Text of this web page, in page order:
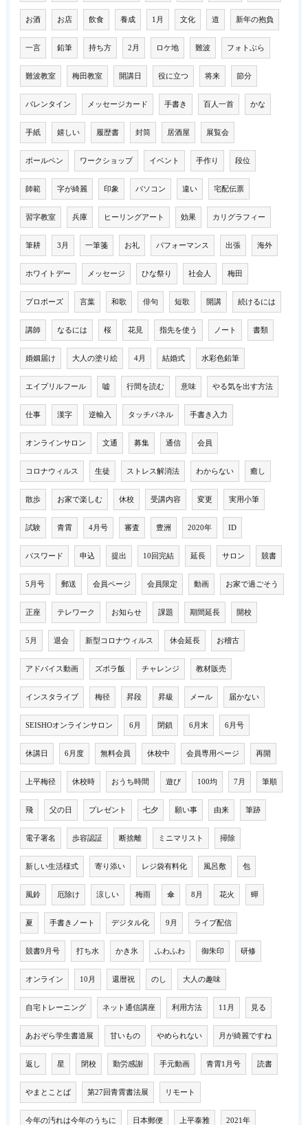
お酒 お店 飲食 養成 1月 文化 道 新年の抱負
一言 鉛筆 持ち方 2月 ロケ地 難波 フォトぶら
難波教室 梅田教室 開講日 役に立つ 将来 節分
バレンタイン メッセージカード 手書き 百人一首 かな
手紙 嬉しい 履歴書 封筒 居酒屋 展覧会
ボールペン ワークショップ イベント 手作り 段位
師範 字が綺麗 印象 パソコン 違い 宅配伝票
習字教室 兵庫 ヒーリングアート 効果 カリグラフィー
筆耕 3月 一筆箋 お礼 パフォーマンス 出張 海外
ホワイトデー メッセージ ひな祭り 社会人 梅田
プロポーズ 言葉 和歌 俳句 短歌 開講 続けるには
講師 なるには 桜 花見 指先を使う ノート 書類
婚姻届け 大人の塗り絵 4月 結婚式 水彩色鉛筆
エイプリルフール 嘘 行間を読む 意味 やる気を出す方法
仕事 漢字 逆輸入 タッチパネル 手書き入力
オンラインサロン 文通 募集 通信 会員
コロナウィルス 生徒 ストレス解消法 わからない 癒し
散歩 お家で楽しむ 休校 受講内容 変更 実用小筆
試験 青霄 4月号 審査 豊洲 2020年 ID
パスワード 申込 提出 10回完結 延長 サロン 競書
5月号 郵送 会員ページ 会員限定 動画 お家で過ごそう
正座 テレワーク お知らせ 課題 期間延長 開校
5月 退会 新型コロナウィルス 休会延長 お稽古
アドバイス動画 ズボラ飯 チャレンジ 教材販売
インスタライブ 梅径 昇段 昇級 メール 届かない
SEISHOオンラインサロン 6月 閉鎖 6月末 6月号
休講日 6月度 無料会員 休校中 会員専用ページ 再開
上平梅径 休校時 おうち時間 遊び 100均 7月 筆順
飛 父の日 プレゼント 七夕 願い事 由来 筆跡
電子署名 歩容認証 断捨離 ミニマリスト 掃除
新しい生活様式 寄り添い レジ袋有料化 風呂敷 包
風鈴 厄除け 涼しい 梅雨 傘 8月 花火 蟬
夏 手書きノート デジタル化 9月 ライブ配信
競書9月号 打ち水 かき氷 ふわふわ 御朱印 研修
オンライン 10月 還暦祝 のし 大人の趣味
自宅トレーニング ネット通信講座 利用方法 11月 見る
あおぞら学生書道展 甘いもの やめられない 月が綺麗ですね
返し 星 閉校 勤労感謝 手元動画 青霄1月号 読書
やまとことば 第27回青霄書法展 リモート
今年の汚れは今年のうちに 日本郵便 上平泰雅 2021年